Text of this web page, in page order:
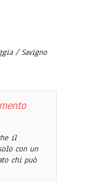
/ Savigno
il
con un
chi può